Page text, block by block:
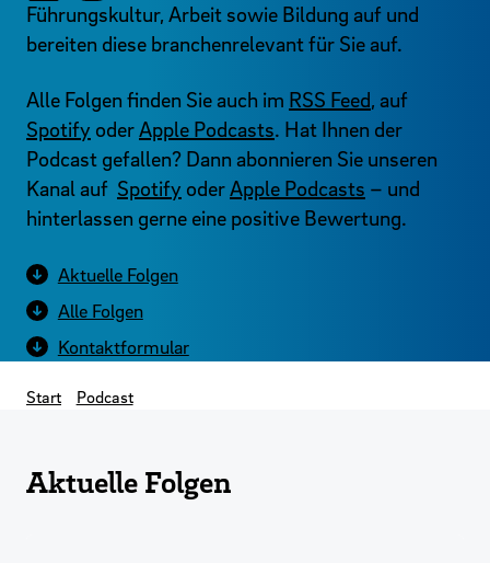
Führungskultur, Arbeit sowie Bildung auf und
bereiten diese branchenrelevant für Sie auf.
Alle Folgen finden Sie auch im RSS Feed, auf
Spotify oderApple Podcasts. Hat Ihnen der
Podcast gefallen? Dann abonnieren Sie unseren
Kanal auf Spotify oderApple Podcasts – und
hinterlassen gerne eine positive Bewertung.
Aktuelle Folgen
Alle Folgen
Kontaktformular
Start Podcast
Aktuelle Folgen